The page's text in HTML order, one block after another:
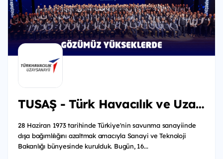
TUSAŞ - Türk Havacılık ve Uzay Sanayii
28 Haziran 1973 tarihinde Türkiye'nin savunma sanayiinde
dışa bağımlılığını azaltmak amacıyla Sanayi ve Teknoloji
Bakanlığı bünyesinde kurulduk. Bugün, 16...